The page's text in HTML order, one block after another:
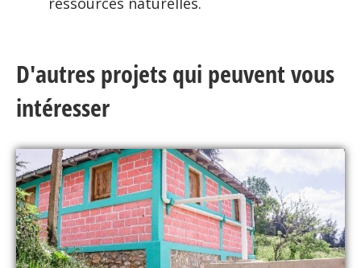
D'autres projets qui peuvent vous
intéresser